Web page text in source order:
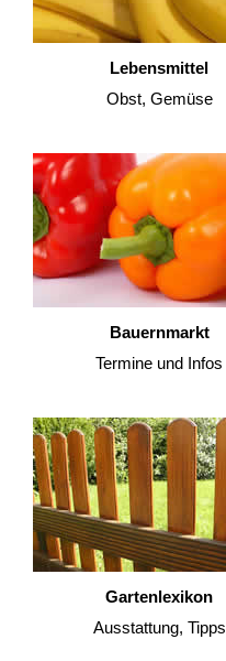
Lebensmittel
Obst, Gemüse
Bauernmarkt
Termine und Infos
Gartenlexikon
Ausstattung, Tipps